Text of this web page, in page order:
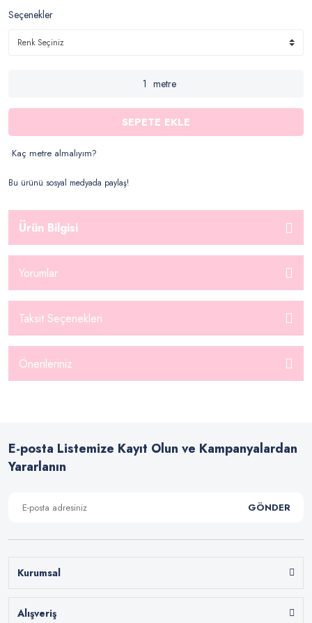
Seçenekler
metre
SEPETE EKLE
Kaç metre almalıyım?
Bu ürünü sosyal medyada paylaş!
Ürün Bilgisi
Yorumlar
Taksit Seçenekleri
Önerileriniz
E-posta Listemize Kayıt Olun ve Kampanyalardan
Yararlanın
GÖNDER
Kurumsal
Alışveriş